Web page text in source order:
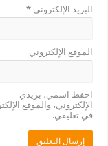
البريد الإلكتروني*
الموقع الإلكتروني
احفظ اسمي، بريدي
الإلكتروني، والموقع
في تعليقي.